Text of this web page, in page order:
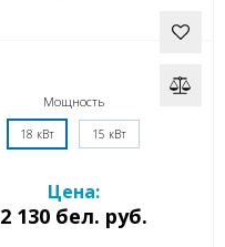
Мощность
18 кВт 15 кВт
Цена:
2 130 бел. руб.